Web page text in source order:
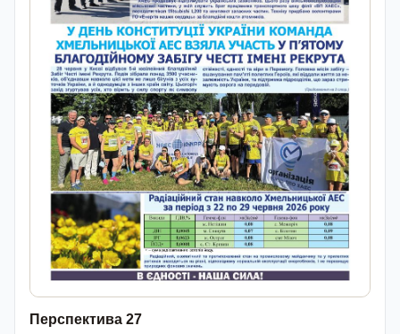
Перспектива 27